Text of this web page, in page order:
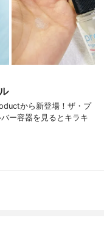
から新登場！ザ・プ
ー容器を見るとキラキ